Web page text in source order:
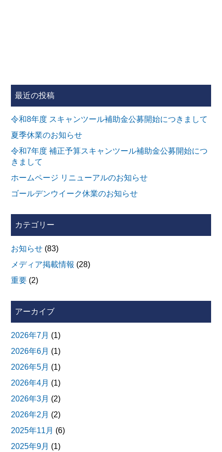
最近の投稿
令和8年度 スキャンツール補助金公募開始につきまして
夏季休業のお知らせ
令和7年度 補正予算スキャンツール補助金公募開始につ
きまして
ホームページ リニューアルのお知らせ
ゴールデンウイーク休業のお知らせ
カテゴリー
お知らせ (83)
メディア掲載情報 (28)
重要 (2)
アーカイブ
2026年7月 (1)
2026年6月 (1)
2026年5月 (1)
2026年4月 (1)
2026年3月 (2)
2026年2月 (2)
2025年11月 (6)
2025年9月 (1)